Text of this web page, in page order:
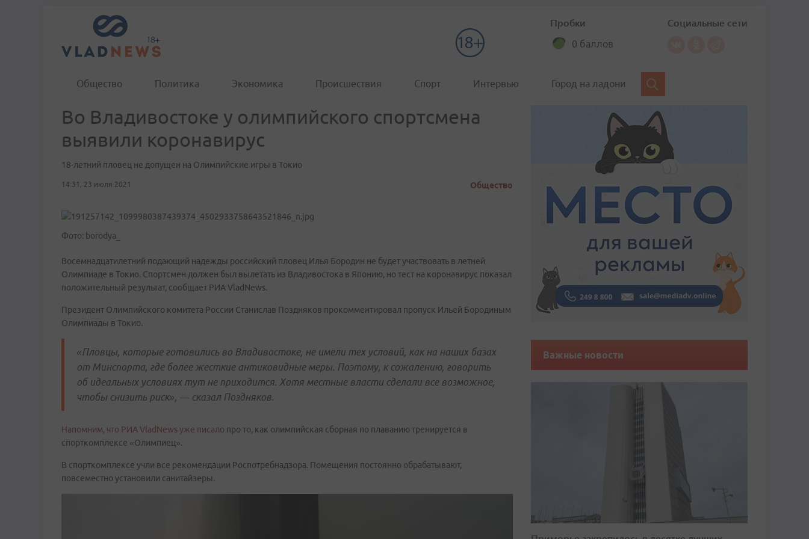
Пробки
0 баллов
Социальные сети
Общество Политика Экономика Происшествия Спорт Интервью Город на ладони
Во Владивостоке у олимпийского спортсмена
выявили коронавирус
18-летний пловец не допущен на Олимпийские игры в Токио
14:31, 23 июля 2021 Общество
Фото: borodya_
Восемнадцатилетний подающий надежды российский пловец Илья Бородин не будет участвовать в летней
Олимпиаде в Токио. Спортсмен должен был вылетать из Владивостока в Японию, но тест на коронавирус показал
положительный результат, сообщает РИА VladNews.
Президент Олимпийского комитета России Станислав Поздняков прокомментировал пропуск Ильей Бородиным
Олимпиады в Токио.
«Пловцы, которые готовились во Владивостоке, не имели тех условий, как на наших базах
от Минспорта, где более жесткие антиковидные меры. Поэтому, к сожалению, говорить
об идеальных условиях тут не приходится. Хотя местные власти сделали все возможное,
чтобы снизить риск», — сказал Поздняков.
Напомним, что РИА VladNews уже писало про то, как олимпийская сборная по плаванию тренируется в
спорткомплексе «Олимпиец».
В спорткомплексе учли все рекомендации Роспотребнадзора. Помещения постоянно обрабатывают,
повсеместно установили санитайзеры.
Важные новости